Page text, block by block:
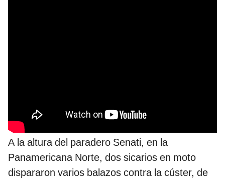
A la altura del paradero Senati, en la
Panamericana Norte, dos sicarios en moto
dispararon varios balazos contra la cúster, de